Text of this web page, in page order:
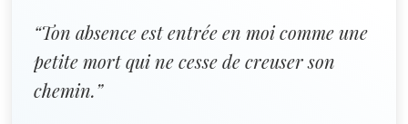
“Ton absence est entrée en moi comme une
petite mort qui ne cesse de creuser son
chemin.”